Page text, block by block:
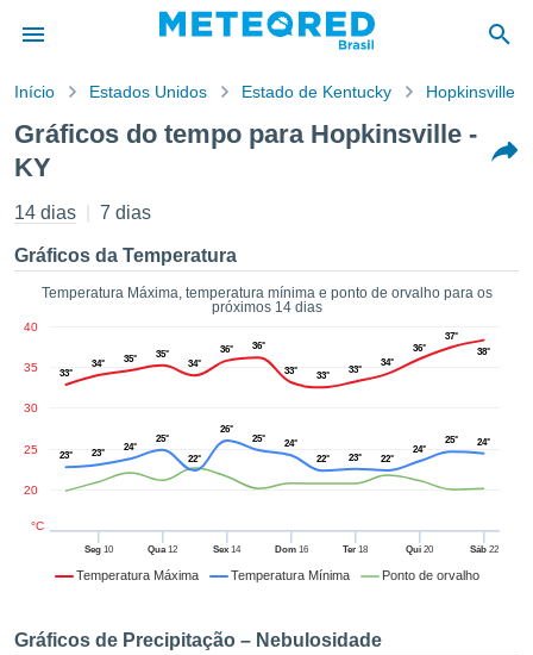
da
por
que as
a este
opções:
e
digital
ou
permite-
Início Estados Unidos Estado de Kentucky Hopkinsville
Gráficos do tempo para Hopkinsville -
KY
14 dias 7 dias
Gráficos da Temperatura
Temperatura Máxima, temperatura mínima e ponto de orvalho para os
próximos 14 dias
Temperatura Máxima Temperatura Mínima Ponto de orvalho
Seg10 Qua12 Sex 14 Dom16 Ter 18 Qui 20 Sáb22
20
25
30
35
40
°C
33°
34° 35°
35°
34°
36° 36°
33° 33°
33°
34°
36°
37°
38°
23° 23°
24°
25°
22°
26°
25°
24°
22°
23° 22°
24°
25° 24°
Gráficos de Precipitação – Nebulosidade